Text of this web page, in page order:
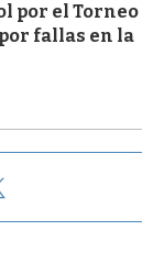
por el Torneo
fallas en la